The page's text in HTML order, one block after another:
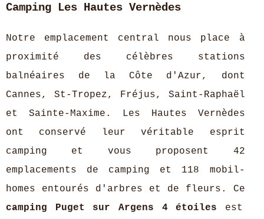
Camping Les Hautes Vernèdes
Notre emplacement central nous place à
proximité des célèbres stations
balnéaires de la Côte d'Azur, dont
Cannes, St-Tropez, Fréjus, Saint-Raphaël
et Sainte-Maxime. Les Hautes Vernèdes
ont conservé leur véritable esprit
camping et vous proposent 42
emplacements de camping et 118 mobil-
homes entourés d'arbres et de fleurs. Ce
camping Puget sur Argens 4 étoiles est